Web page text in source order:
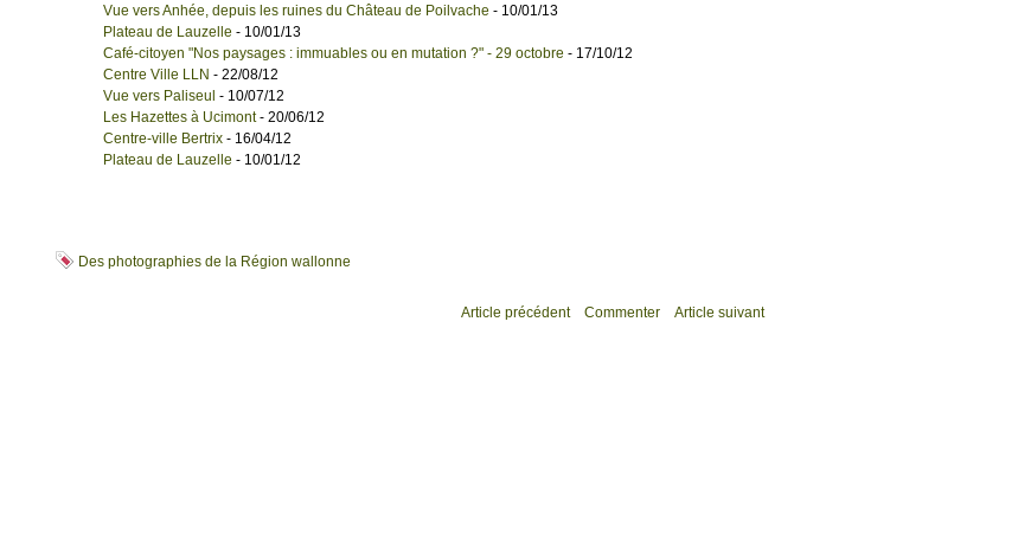
Vue vers Anhée, depuis les ruines du Château de Poilvache - 10/01/13
Plateau de Lauzelle - 10/01/13
Café-citoyen "Nos paysages : immuables ou en mutation ?" - 29 octobre - 17/10/12
Centre Ville LLN - 22/08/12
Vue vers Paliseul - 10/07/12
Les Hazettes à Ucimont- 20/06/12
Centre-ville Bertrix - 16/04/12
Plateau de Lauzelle - 10/01/12
Des photographies de la Région wallonne
Article précédent Commenter Article suivant